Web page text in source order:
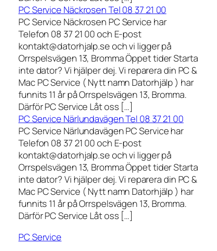
PC Service Näckrosen Tel 08 37 21 00
PC Service Näckrosen PC Service har
Telefon 08 37 21 00 och E-post
kontakt@datorhjalp.se och vi ligger på
Orrspelsvägen 13, Bromma Öppet tider Starta
inte dator? Vi hjälper dej. Vi reparera din PC &
Mac PC Service ( Nytt namn Datorhjälp ) har
funnits 11 år på Orrspelsvägen 13, Bromma.
Därför PC Service Låt oss […]
PC Service Närlundavägen Tel 08 37 21 00
PC Service Närlundavägen PC Service har
Telefon 08 37 21 00 och E-post
kontakt@datorhjalp.se och vi ligger på
Orrspelsvägen 13, Bromma Öppet tider Starta
inte dator? Vi hjälper dej. Vi reparera din PC &
Mac PC Service ( Nytt namn Datorhjälp ) har
funnits 11 år på Orrspelsvägen 13, Bromma.
Därför PC Service Låt oss […]
PC Service